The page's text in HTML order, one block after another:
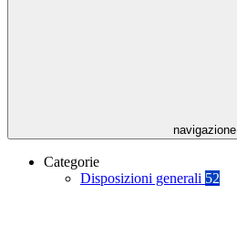
navigazione
Categorie
Disposizioni generali 52